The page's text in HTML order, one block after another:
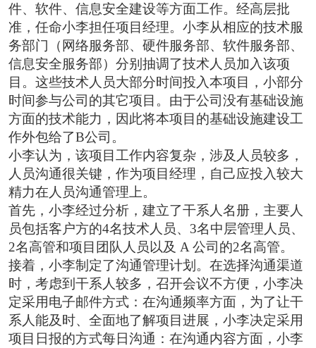
件、软件、信息安全建设等方面工作。经高层批
准，任命小李担任项目经理。小李从相应的技术服
务部门（网络服务部、硬件服务部、软件服务部、
信息安全服务部）分别抽调了技术人员加入该项
目。这些技术人员大部分时间投入本项目，小部分
时间参与公司的其它项目。由于公司没有基础设施
方面的技术能力，因此将本项目的基础设施建设工
作外包给了B公司。
小李认为，该项目工作内容复杂，涉及人员较多，
人员沟通很关键，作为项目经理，自己应投入较大
精力在人员沟通管理上。
首先，小李经过分析，建立了干系人名册，主要人
员包括客户方的4名技术人员、3名中层管理人员、
2名高管和项目团队人员以及 A 公司的2名高管。
接着，小李制定了沟通管理计划。在选择沟通渠道
时，考虑到干系人较多，召开会议不方便，小李决
定采用电子邮件方式：在沟通频率方面，为了让干
系人能及时、全面地了解项目进展，小李决定采用
项目日报的方式每日沟通：在沟通内容方面，小李